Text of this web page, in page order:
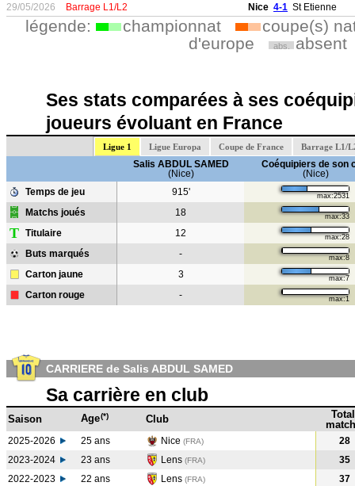
29/05/2026
Barrage L1/L2 Nice 4-1 St Etienne
légende: championnat
coupe(s)
d'europe
abs. absent
Ses stats comparées à ses
joueurs évoluant en France
Ligue 1 Ligue Europa Coupe de France Barrage L1/
Salis ABDUL SAMED
(Nice)
Coéquipiers de son
(Nice)
Temps de jeu
915' max:2531
Matchs joués 18 max:33
T Titulaire 12 max:28
Buts marqués - max:8
Carton jaune 3 max:7
Carton rouge - max:1
CARRIERE de Salis ABDUL SAMED
Sa carrière en club
Saison Age(*) Club
Total
2025-2026 25 ans Nice (FRA)
28
2023-2024
23 ans Lens (FRA)
35
2022-2023
22 ans Lens (FRA)
37